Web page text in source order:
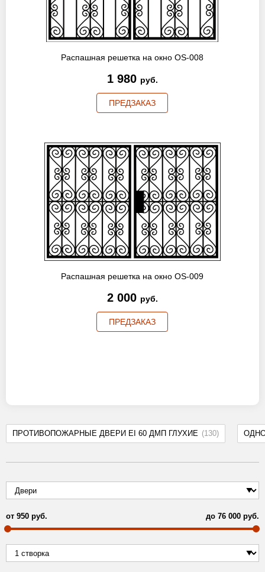
ПРОТИВОПОЖАРНЫЕ ДВЕРИ EI 60 ДМП ГЛУХИЕ (130)
от 950 руб. до 76 000 руб.
Распашная решетка на окно OS-008
1 980 руб.
ПРЕДЗАКАЗ
Распашная решетка на окно OS-009
2 000 руб.
ПРЕДЗАКАЗ